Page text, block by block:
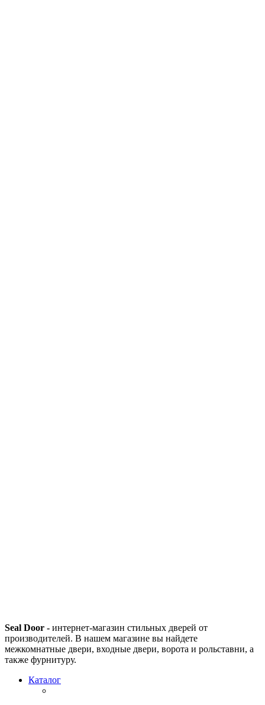
Seal Door - интернет-магазин стильных дверей от
производителей. В нашем магазине вы найдете
межкомнатные двери, входные двери, ворота и рольставни, а
также фурнитуру.
Каталог